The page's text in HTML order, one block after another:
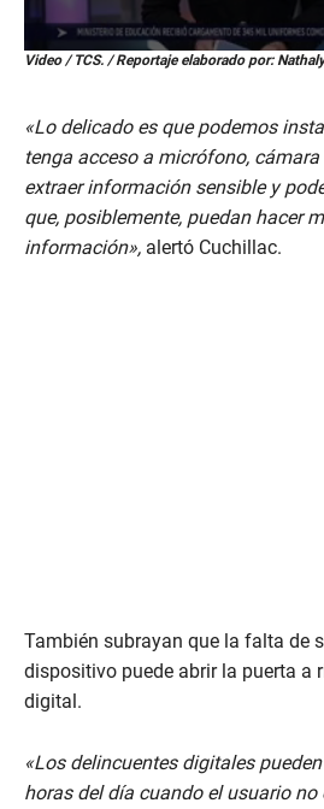
0
o
n
s
o
f
2
Video / TCS. / Reportaje elaborado por:
«Lo delicado es que podemos
tenga acceso a micrófono,
extraer información sensible y
que, posiblemente, puedan hacer
información», alertó Cuchillac.
También subrayan que la falta de
dispositivo puede abrir la puerta a
digital.
«Los delincuentes digitales
horas del día cuando el usuario